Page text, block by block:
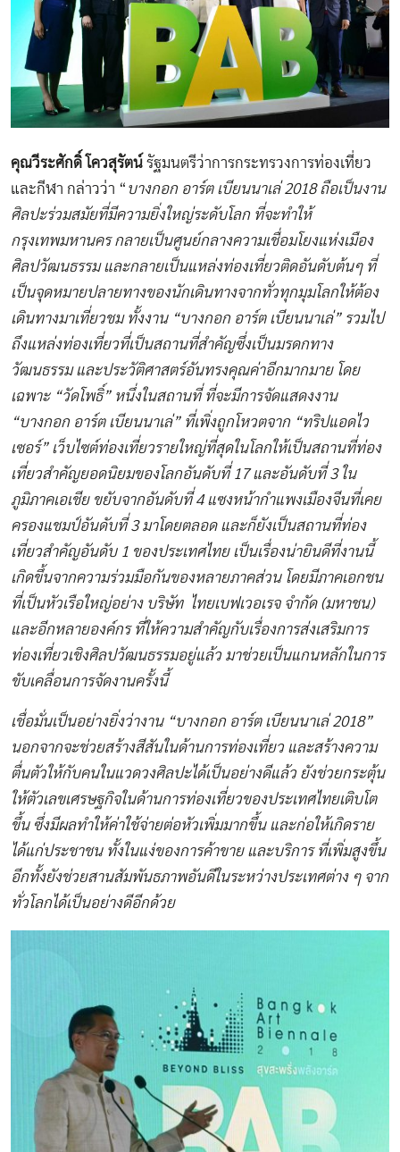
คุณวีระศักดิ์ โควสุรัตน์ รัฐมนตรีว่าการกระทรวงการท่องเที่ยว
และกีฬา กล่าวว่า “ บางกอก อาร์ต เบียนนาเล่ 2018 ถือเป็นงาน
ศิลปะร่วมสมัยที่มีความยิ่งใหญ่ระดับโลก ที่จะทำให้
กรุงเทพมหานคร กลายเป็นศูนย์กลางความเชื่อมโยงแห่งเมือง
ศิลปวัฒนธรรม และกลายเป็นแหล่งท่องเที่ยวติดอันดับต้นๆ ที่
เป็นจุดหมายปลายทางของนักเดินทางจากทั่วทุกมุมโลกให้ต้อง
เดินทางมาเที่ยวชม ทั้งงาน “บางกอก อาร์ต เบียนนาเล่” รวมไป
ถึงแหล่งท่องเที่ยวที่เป็นสถานที่สำคัญซึ่งเป็นมรดกทาง
วัฒนธรรม และประวัติศาสตร์อันทรงคุณค่าอีกมากมาย โดย
เฉพาะ “วัดโพธิ์” หนึ่งในสถานที่ ที่จะมีการจัดแสดงงาน
“บางกอก อาร์ต เบียนนาเล่” ที่เพิ่งถูกโหวตจาก “ทริปแอดไว
เซอร์” เว็บไซต์ท่องเที่ยวรายใหญ่ที่สุดในโลกให้เป็นสถานที่ท่อง
เที่ยวสำคัญยอดนิยมของโลกอันดับที่ 17 และอันดับที่ 3 ใน
ภูมิภาคเอเชีย ขยับจากอันดับที่ 4 แซงหน้ากำแพงเมืองจีนที่เคย
ครองแชมป์อันดับที่ 3 มาโดยตลอด และก็ยังเป็นสถานที่ท่อง
เที่ยวสำคัญอันดับ 1 ของประเทศไทย เป็นเรื่องน่ายินดีที่งานนี้
เกิดขึ้นจากความร่วมมือกันของหลายภาคส่วน โดยมีภาคเอกชน
ที่เป็นหัวเรือใหญ่อย่าง บริษัท ไทยเบฟเวอเรจ จำกัด (มหาชน)
และอีกหลายองค์กร ที่ให้ความสำคัญกับเรื่องการส่งเสริมการ
ท่องเที่ยวเชิงศิลปวัฒนธรรมอยู่แล้ว มาช่วยเป็นแกนหลักในการ
ขับเคลื่อนการจัดงานครั้งนี้
เชื่อมั่นเป็นอย่างยิ่งว่างาน “บางกอก อาร์ต เบียนนาเล่ 2018”
นอกจากจะช่วยสร้างสีสันในด้านการท่องเที่ยว และสร้างความ
ตื่นตัวให้กับคนในแวดวงศิลปะได้เป็นอย่างดีแล้ว ยังช่วยกระตุ้น
ให้ตัวเลขเศรษฐกิจในด้านการท่องเที่ยวของประเทศไทยเติบโต
ขึ้น ซึ่งมีผลทำให้ค่าใช้จ่ายต่อหัวเพิ่มมากขึ้น และก่อให้เกิดราย
ได้แก่ประชาชน ทั้งในแง่ของการค้าขาย และบริการ ที่เพิ่มสูงขึ้น
อีกทั้งยังช่วยสานสัมพันธภาพอันดีในระหว่างประเทศต่าง ๆ จาก
ทั่วโลกได้เป็นอย่างดีอีกด้วย